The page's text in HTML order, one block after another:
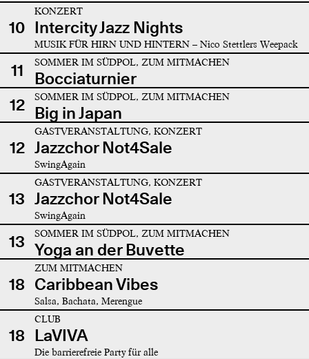
10
KONZERT
Intercity Jazz Nights
MUSIK FÜR HIRN UND HINTERN – Nico Stettlers Weepack
11 SOMMER IM SÜDPOL, ZUM MITMACHEN
Bocciaturnier
12
SOMMER IM SÜDPOL, ZUM MITMACHEN
Big in Japan
12
GASTVERANSTALTUNG, KONZERT
Jazzchor Not4Sale
SwingAgain
13
GASTVERANSTALTUNG, KONZERT
Jazzchor Not4Sale
SwingAgain
13 SOMMER IM SÜDPOL, ZUM MITMACHEN
Yoga an der Buvette
18
ZUM MITMACHEN
Caribbean Vibes
Salsa, Bachata, Merengue
18
CLUB
LaVIVA
Die barrierefreie Party für alle